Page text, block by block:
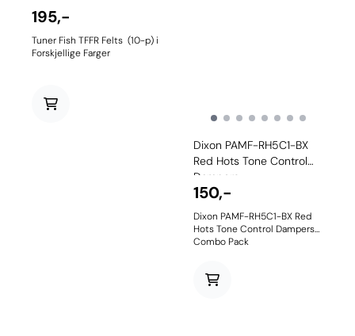
195,-
Tuner Fish TFFR Felts (10-p) i
Forskjellige Farger
Dixon PAMF-RH5C1-BX
Red Hots Tone Control
Dampers ...
150,-
Dixon PAMF-RH5C1-BX Red
Hots Tone Control Dampers
Combo Pack